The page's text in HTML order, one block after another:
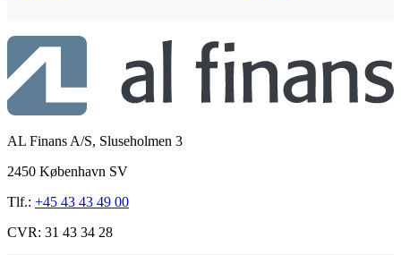
AL Finans A/S, Sluseholmen 3
2450 København SV
Tlf.: +45 43 43 49 00
CVR: 31 43 34 28